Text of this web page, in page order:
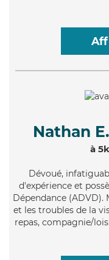
Nathan
à
Dévoué,
d'expérience et
Dépendance
et les troubles de la
repas, compagnie/